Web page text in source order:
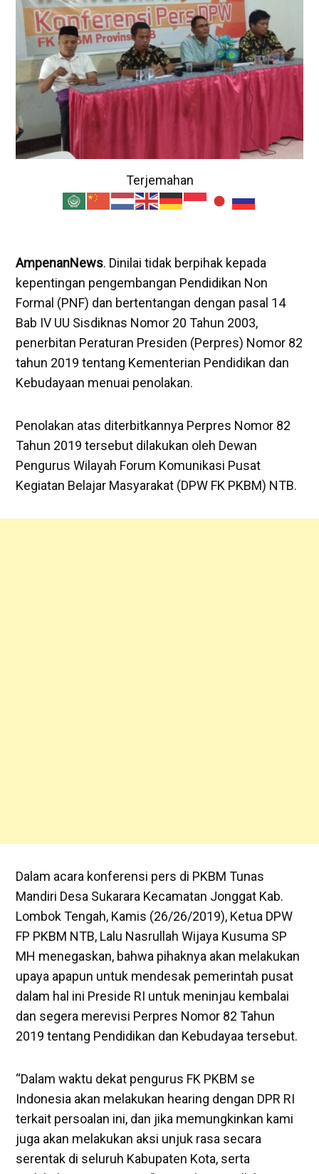
Terjemahan
AmpenanNews. Dinilai tidak berpihak kepada
kepentingan pengembangan Pendidikan Non
Formal (PNF) dan bertentangan dengan pasal 14
Bab IV UU Sisdiknas Nomor 20 Tahun 2003,
penerbitan Peraturan Presiden (Perpres) Nomor 82
tahun 2019 tentang Kementerian Pendidikan dan
Kebudayaan menuai penolakan.
Penolakan atas diterbitkannya Perpres Nomor 82
Tahun 2019 tersebut dilakukan oleh Dewan
Pengurus Wilayah Forum Komunikasi Pusat
Kegiatan Belajar Masyarakat (DPW FK PKBM) NTB.
Dalam acara konferensi pers di PKBM Tunas
Mandiri Desa Sukarara Kecamatan Jonggat Kab.
Lombok Tengah, Kamis (26/26/2019), Ketua DPW
FP PKBM NTB, Lalu Nasrullah Wijaya Kusuma SP
MH menegaskan, bahwa pihaknya akan melakukan
upaya apapun untuk mendesak pemerintah pusat
dalam hal ini Preside RI untuk meninjau kembalai
dan segera merevisi Perpres Nomor 82 Tahun
2019 tentang Pendidikan dan Kebudayaa tersebut.
“Dalam waktu dekat pengurus FK PKBM se
Indonesia akan melakukan hearing dengan DPR RI
terkait persoalan ini, dan jika memungkinkan kami
juga akan melakukan aksi unjuk rasa secara
serentak di seluruh Kabupaten Kota, serta